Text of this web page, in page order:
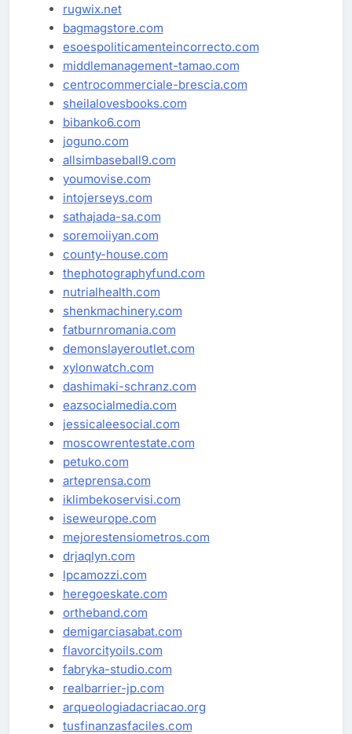
rugwix.net
bagmagstore.com
esoespoliticamenteincorrecto.com
middlemanagement-tamao.com
centrocommerciale-brescia.com
sheilalovesbooks.com
bibanko6.com
joguno.com
allsimbaseball9.com
youmovise.com
intojerseys.com
sathajada-sa.com
soremoiiyan.com
county-house.com
thephotographyfund.com
nutrialhealth.com
shenkmachinery.com
fatburnromania.com
demonslayeroutlet.com
xylonwatch.com
dashimaki-schranz.com
eazsocialmedia.com
jessicaleesocial.com
moscowrentestate.com
petuko.com
arteprensa.com
iklimbekoservisi.com
iseweurope.com
mejorestensiometros.com
drjaqlyn.com
lpcamozzi.com
heregoeskate.com
ortheband.com
demigarciasabat.com
flavorcityoils.com
fabryka-studio.com
realbarrier-jp.com
arqueologiadacriacao.org
tusfinanzasfaciles.com